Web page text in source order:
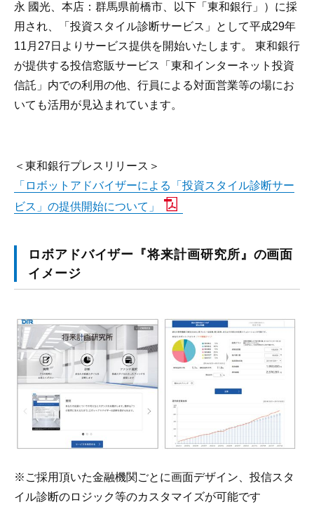
永 國光、本店：群馬県前橋市、以下「東和銀行」）に採
用され、「投資スタイル診断サービス」として平成29年
11月27日よりサービス提供を開始いたします。 東和銀行
が提供する投信窓販サービス「東和インターネット投資
信託」内での利用の他、行員による対面営業等の場にお
いても活用が見込まれています。
＜東和銀行プレスリリース＞
「ロボットアドバイザーによる「投資スタイル診断サー
ビス」の提供開始について」
ロボアドバイザー『将来計画研究所』の画面
イメージ
※ご採用頂いた金融機関ごとに画面デザイン、投信スタ
イル診断のロジック等のカスタマイズが可能です